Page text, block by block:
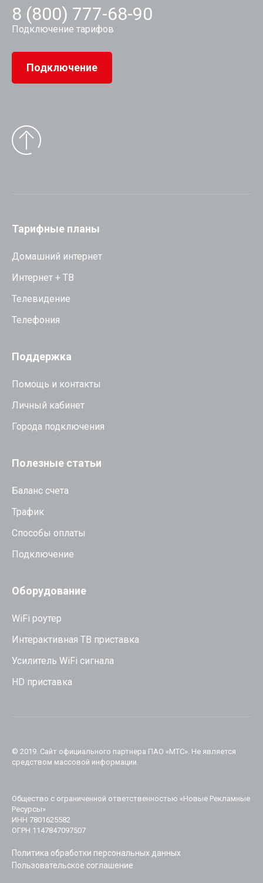
8 (800) 777-68-90
Подключение тарифов
Подключение
Тарифные планы
Домашний интернет
Интернет + ТВ
Телевидение
Телефония
Поддержка
Помощь и контакты
Личный кабинет
Города подключения
Полезные статьи
Баланс счета
Трафик
Способы оплаты
Подключение
Оборудование
WiFi роутер
Интерактивная ТВ приставка
Усилитель WiFi сигнала
HD приставка
© 2019. Cайт официального партнера ПАО «МТС». Не является
средством массовой информации.
Общество с ограниченной ответственностью «Новые Рекламные
Ресурсы»
ИНН 7801625582
ОГРН 1147847097507
Политика обработки персональных данных
Пользовательское соглашение